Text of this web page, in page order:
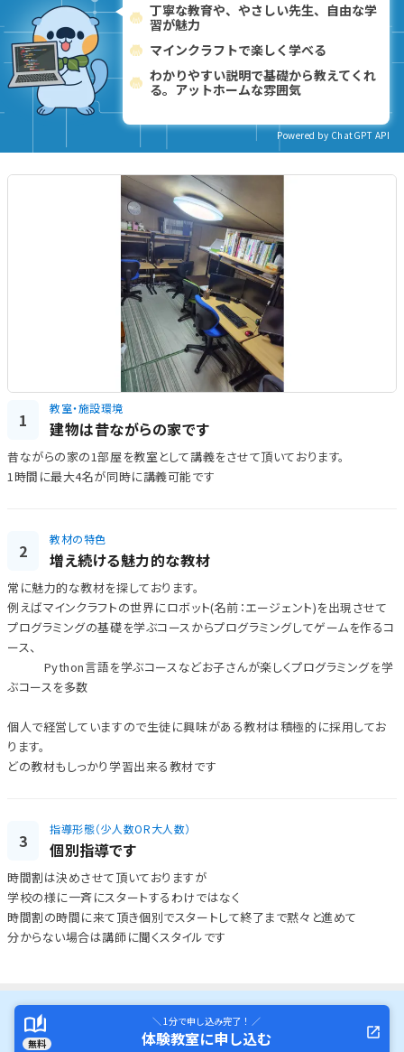
丁寧な教育や、やさしい先生、自由な学
習が魅力
マインクラフトで楽しく学べる
わかりやすい説明で基礎から教えてくれ
る。アットホームな雰囲気
Powered by ChatGPT API
1
教室・施設環境
建物は昔ながらの家です
昔ながらの家の1部屋を教室として講義をさせて頂いております。
1時間に最大4名が同時に講義可能です
2
教材の特色
増え続ける魅力的な教材
常に魅力的な教材を探しております。
例えばマインクラフトの世界にロボット(名前：エージェント)を出現させて
プログラミングの基礎を学ぶコースからプログラミングしてゲームを作るコ
ース、
Python言語を学ぶコースなどお子さんが楽しくプログラミングを学
ぶコースを多数
個人で経営していますので生徒に興味がある教材は積極的に採用してお
ります。
どの教材もしっかり学習出来る教材です
3
指導形態（少人数OR大人数）
個別指導です
時間割は決めさせて頂いておりますが
学校の様に一斉にスタートするわけではなく
時間割の時間に来て頂き個別でスタートして終了まで黙々と進めて
分からない場合は講師に聞くスタイルです
無料
＼ 1分で申し込み完了！ ／
体験教室に申し込む